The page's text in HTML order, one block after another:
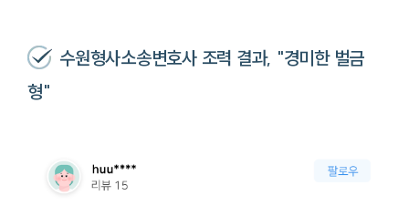
수원형사소송변호사 조력 결과, "경미한 벌금
형"